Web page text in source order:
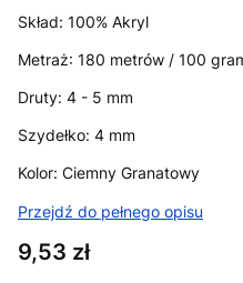
Skład: 100% Akryl
Metraż: 180 metrów / 100
Druty: 4 - 5 mm
Szydełko: 4 mm
Kolor: Ciemny Granatowy
Przejdź do pełnego opisu
Cena
9,53 zł